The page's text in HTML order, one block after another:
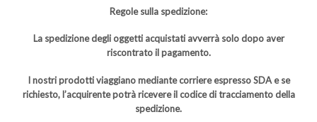
Regole sulla spedizione:
La spedizione degli oggetti acquistati avverrà solo dopo aver
riscontrato il pagamento.
I nostri prodotti viaggiano mediante corriere espresso SDA e se
richiesto, l’acquirente potrà ricevere il codice di tracciamento della
spedizione.